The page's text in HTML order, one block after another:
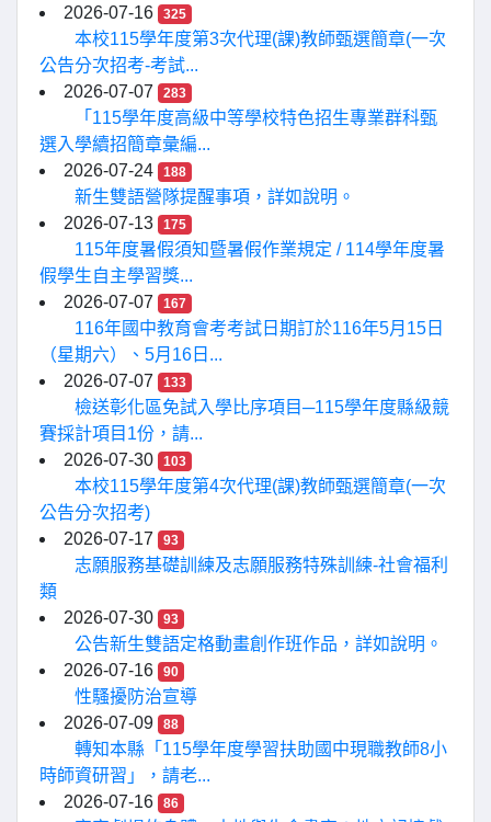
2026-07-16
325
本校115學年度第3次代理(課)教師甄選簡章(一次
公告分次招考-考試...
2026-07-07
283
「115學年度高級中等學校特色招生專業群科甄
選入學續招簡章彙編...
2026-07-24
188
新生雙語營隊提醒事項，詳如說明。
2026-07-13
175
115年度暑假須知暨暑假作業規定 / 114學年度暑
假學生自主學習獎...
2026-07-07
167
116年國中教育會考考試日期訂於116年5月15日
（星期六）、5月16日...
2026-07-07
133
檢送彰化區免試入學比序項目─115學年度縣級競
賽採計項目1份，請...
2026-07-30
103
本校115學年度第4次代理(課)教師甄選簡章(一次
公告分次招考)
2026-07-17
93
志願服務基礎訓練及志願服務特殊訓練-社會福利
類
2026-07-30
93
公告新生雙語定格動畫創作班作品，詳如說明。
2026-07-16
90
性騷擾防治宣導
2026-07-09
88
轉知本縣「115學年度學習扶助國中現職教師8小
時師資研習」，請老...
2026-07-16
86